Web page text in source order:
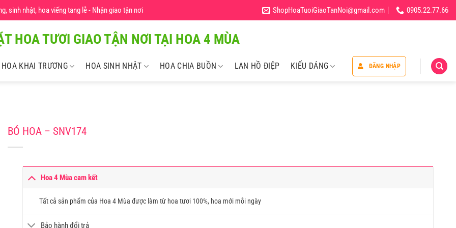
sinh nhật, hoa viếng tang lễ - Nhận giao tận nơi ShopHoaTuoiGiaoTanNoi@gmail.com 0905.22.77.66
HOA TƯƠI GIAO TẬN NƠI TẠI HOA 4 MÙA
HOA KHAI TRƯƠNG HOA SINH NHẬT HOA CHIA BUỒN LAN HỒ ĐIỆP KIỂU DÁNG ĐĂNG NHẬP
BÓ HOA – SNV174
Hoa 4 Mùa cam kết
Tất cả sản phẩm của Hoa 4 Mùa được làm từ hoa tươi 100%, hoa mới mỗi ngày
Bảo hành đổi trả